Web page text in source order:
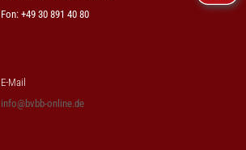
Fon: +49 30 891 40 80
E-Mail
info@bvbb-online.de